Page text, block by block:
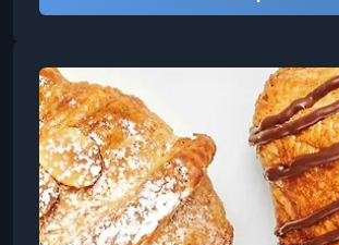
шеф-кондитера из Кулинарного
Америки, благодаря чему вы
используемые в лучших конд